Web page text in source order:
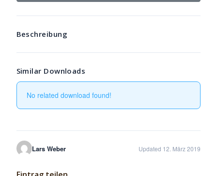
Beschreibung
Similar Downloads
No related download found!
Lars Weber Updated 12. März 2019